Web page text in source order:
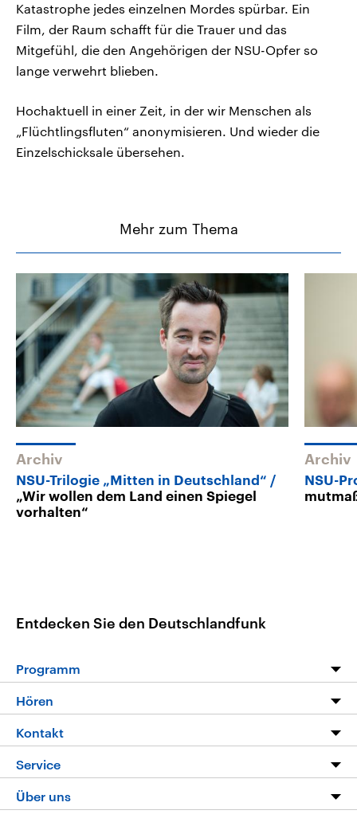
Katastrophe jedes einzelnen Mordes spürbar. Ein
Film, der Raum schafft für die Trauer und das
Mitgefühl, die den Angehörigen der NSU-Opfer so
lange verwehrt blieben.
Hochaktuell in einer Zeit, in der wir Menschen als
„Flüchtlingsfluten“ anonymisieren. Und wieder die
Einzelschicksale übersehen.
Mehr zum Thema
Archiv
NSU-Trilogie „Mitten in Deutschland“
„Wir wollen dem Land einen Spiegel
vorhalten“
Archiv
NSU-
Entdecken Sie den Deutschlandfunk
Programm
Programm
Die Nachrichten
Nachrichtenleicht
Neue Beiträge auf dlf.de
Hören
Livestream
Podcasts
Deutschlandfunk App
Kontakt
Hörerservice
Service
FAQ
Über uns